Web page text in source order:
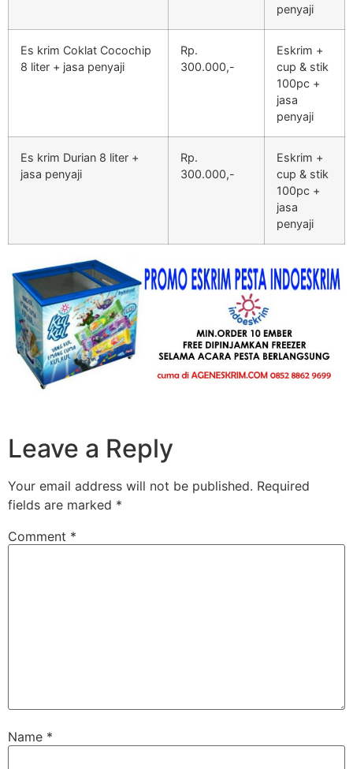
penyaji
Es krim Coklat Cocochip
8 liter + jasa penyaji
Rp.
300.000,-
Eskrim +
cup & stik
100pc +
jasa
penyaji
Es krim Durian 8 liter +
jasa penyaji
Rp.
300.000,-
Eskrim +
cup & stik
100pc +
jasa
penyaji
Leave a Reply
Your email address will not be published. Required
fields are marked *
Comment *
Name *